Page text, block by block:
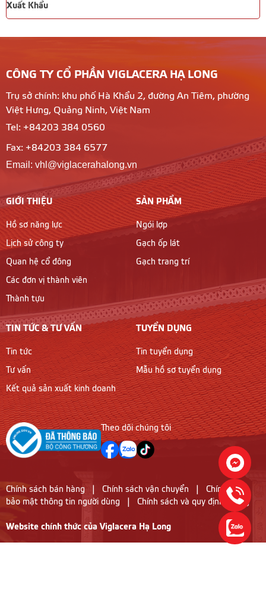
Xuất Khẩu
CÔNG TY CỔ PHẦN VIGLACERA HẠ LONG
Trụ sở chính: khu phố Hà Khẩu 2, đường An Tiêm, phường
Việt Hưng, Quảng Ninh, Việt Nam
Tel: +84203 384 0560
Fax: +84203 384 6577
Email: vhl@viglacerahalong.vn
GIỚI THIỆU
Hồ sơ năng lực
Lịch sử công ty
Quan hệ cổ đông
Các đơn vị thành viên
Thành tựu
SẢN PHẨM
Ngói lợp
Gạch ốp lát
Gạch trang trí
TIN TỨC & TƯ VẤN
Tin tức
Tư vấn
Kết quả sản xuất kinh doanh
TUYỂN DỤNG
Tin tuyển dụng
Mẫu hồ sơ tuyển dụng
Theo dõi chúng tôi
Chính sách bán hàng Chính sách vận chuyển
Chính sách
bảo mật thông tin người dùng
Chính sách và quy định chung
Website chính thức của Viglacera Hạ Long